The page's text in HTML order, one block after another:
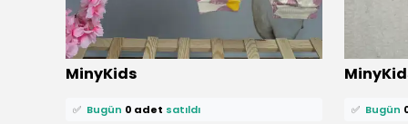
MinyKids
⭐️ Bu ürünü0 kişifavoriledi!
0 kişi
✅ Bugün 0 adet satıldı
⭐️ Bu
0 kişi
✅ Bugün